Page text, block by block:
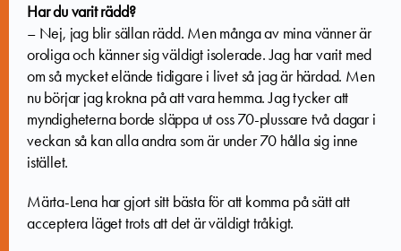
Har du varit rädd?
– Nej, jag blir sällan rädd. Men många av mina vänner är
oroliga och känner sig väldigt isolerade. Jag har varit med
om så mycket elände tidigare i livet så jag är härdad. Men
nu börjar jag krokna på att vara hemma. Jag tycker att
myndigheterna borde släppa ut oss 70-plussare två dagar i
veckan så kan alla andra som är under 70 hålla sig inne
istället.
Märta-Lena har gjort sitt bästa för att komma på sätt att
acceptera läget trots att det är väldigt tråkigt.